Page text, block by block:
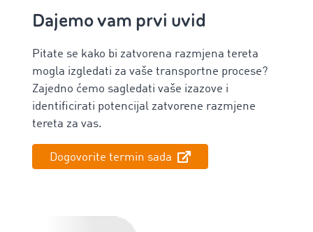
Dajemo vam prvi uvid
Pitate se kako bi zatvorena razmjena tereta
mogla izgledati za vaše transportne procese?
Zajedno ćemo sagledati vaše izazove i
identificirati potencijal zatvorene razmjene
tereta za vas.
Dogovorite termin sada